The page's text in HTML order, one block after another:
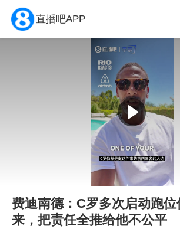
直播吧APP
费迪南德：C罗多次启动跑
来，把责任全推给他不公平